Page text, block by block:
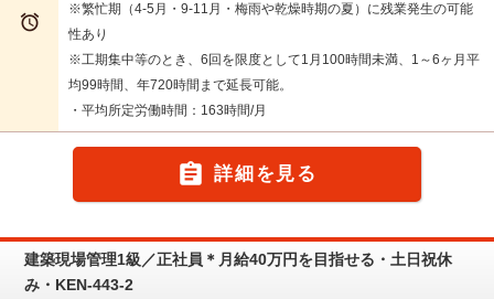

※繁忙期（4-5月・9-11月・梅雨や乾燥時期の夏）に残業発生の可能
性あり
※工期集中等のとき、6回を限度として1月100時間未満、1～6ヶ月平
均99時間、年720時間まで延長可能。
・平均所定労働時間：163時間/月
 詳細を見る
建築現場管理1級／正社員＊月給40万円を目指せる・土日祝休
み・KEN-443-2